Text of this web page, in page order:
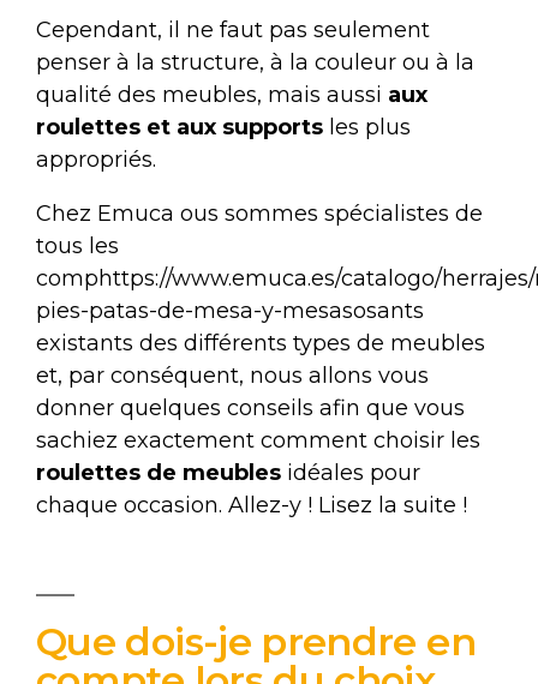
Cependant, il ne faut pas seulement
penser à la structure, à la couleur ou à la
qualité des meubles, mais aussi aux
roulettes et aux supports les plus
appropriés.
Chez Emuca ous sommes spécialistes de
tous les
comphttps://www.emuca.es/catalogo/
pies-patas-de-mesa-y-mesasosants
existants des différents types de meubles
et, par conséquent, nous allons vous
donner quelques conseils afin que vous
sachiez exactement comment choisir les
roulettes de meubles idéales pour
chaque occasion. Allez-y ! Lisez la suite !
Que dois-je prendre en